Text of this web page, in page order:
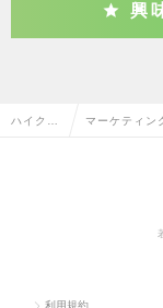
興
ハイクラ マーケティン
利用規約